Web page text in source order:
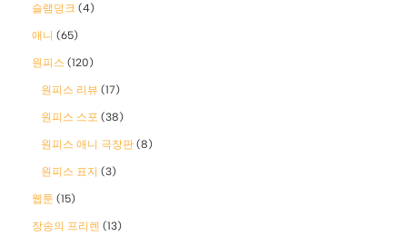
슬램덩크 (4)
애니 (65)
원피스 (120)
원피스 리뷰 (17)
원피스 스포 (38)
원피스 애니 극장판 (8)
원피스 표지 (3)
웹툰 (15)
장송의 프리렌 (13)